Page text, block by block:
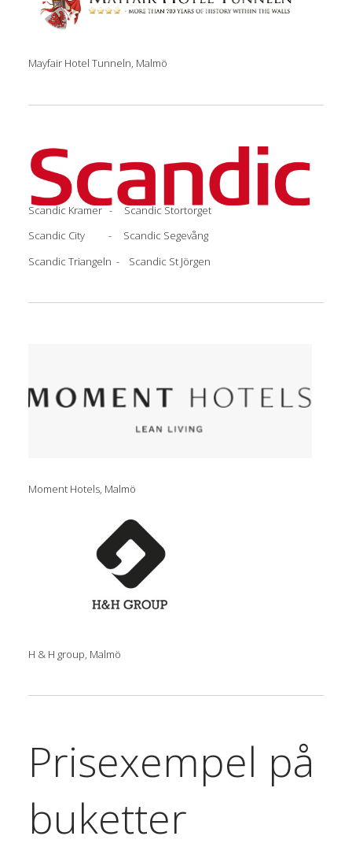
Mayfair Hotel Tunneln, Malmö
Scandic Kramer - Scandic Stortorget
Scandic City - Scandic Segevång
Scandic Triangeln - Scandic St Jörgen
Moment Hotels, Malmö
H & H group, Malmö
Prisexempel på
buketter